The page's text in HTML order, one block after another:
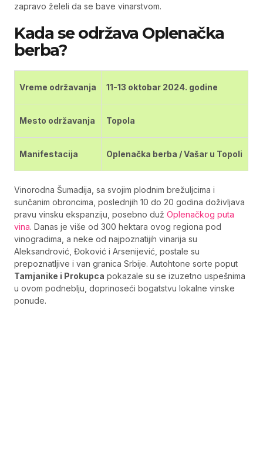
zapravo želeli da se bave vinarstvom.
Kada se održava Oplenačka
berba?
Vreme održavanja 11-13 oktobar 2024. godine
Mesto održavanja Topola
Manifestacija Oplenačka berba / Vašar u Topoli
Vinorodna Šumadija, sa svojim plodnim brežuljcima i
sunčanim obroncima, poslednjih 10 do 20 godina doživljava
pravu vinsku ekspanziju, posebno duž Oplenačkog puta
vina. Danas je više od 300 hektara ovog regiona pod
vinogradima, a neke od najpoznatijih vinarija su
Aleksandrović, Đoković i Arsenijević, postale su
prepoznatljive i van granica Srbije. Autohtone sorte poput
Tamjanike i Prokupca pokazale su se izuzetno uspešnima
u ovom podneblju, doprinoseći bogatstvu lokalne vinske
ponude.